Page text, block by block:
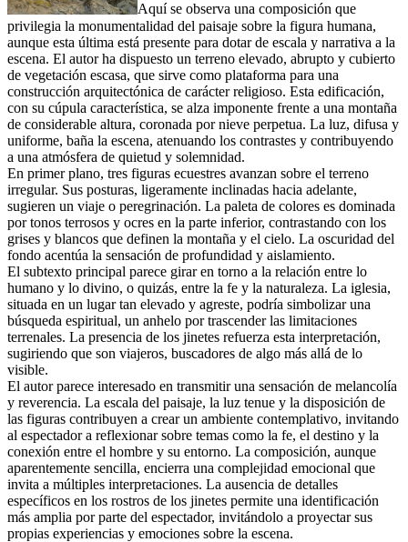
Aquí se observa una composición que
privilegia la monumentalidad del paisaje sobre la figura humana,
aunque esta última está presente para dotar de escala y narrativa a la
escena. El autor ha dispuesto un terreno elevado, abrupto y cubierto
de vegetación escasa, que sirve como plataforma para una
construcción arquitectónica de carácter religioso. Esta edificación,
con su cúpula característica, se alza imponente frente a una montaña
de considerable altura, coronada por nieve perpetua. La luz, difusa y
uniforme, baña la escena, atenuando los contrastes y contribuyendo
a una atmósfera de quietud y solemnidad.
En primer plano, tres figuras ecuestres avanzan sobre el terreno
irregular. Sus posturas, ligeramente inclinadas hacia adelante,
sugieren un viaje o peregrinación. La paleta de colores es dominada
por tonos terrosos y ocres en la parte inferior, contrastando con los
grises y blancos que definen la montaña y el cielo. La oscuridad del
fondo acentúa la sensación de profundidad y aislamiento.
El subtexto principal parece girar en torno a la relación entre lo
humano y lo divino, o quizás, entre la fe y la naturaleza. La iglesia,
situada en un lugar tan elevado y agreste, podría simbolizar una
búsqueda espiritual, un anhelo por trascender las limitaciones
terrenales. La presencia de los jinetes refuerza esta interpretación,
sugiriendo que son viajeros, buscadores de algo más allá de lo
visible.
El autor parece interesado en transmitir una sensación de melancolía
y reverencia. La escala del paisaje, la luz tenue y la disposición de
las figuras contribuyen a crear un ambiente contemplativo, invitando
al espectador a reflexionar sobre temas como la fe, el destino y la
conexión entre el hombre y su entorno. La composición, aunque
aparentemente sencilla, encierra una complejidad emocional que
invita a múltiples interpretaciones. La ausencia de detalles
específicos en los rostros de los jinetes permite una identificación
más amplia por parte del espectador, invitándolo a proyectar sus
propias experiencias y emociones sobre la escena.